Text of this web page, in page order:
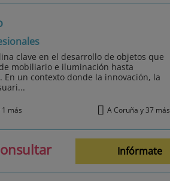
clave en el desarrollo de objetos que
mobiliario e iluminación hasta
un contexto donde la innovación, la
más A Coruña y 37 más
Infórmate